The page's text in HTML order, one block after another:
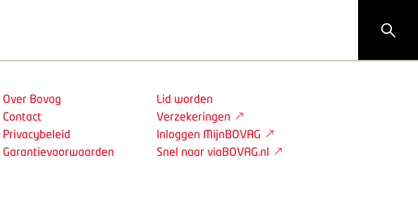
Over Bovag
Contact
Privacybeleid
Garantievoorwaarden
Lid worden
Verzekeringen
Inloggen MijnBOVAG
Snel naar viaBOVAG.nl